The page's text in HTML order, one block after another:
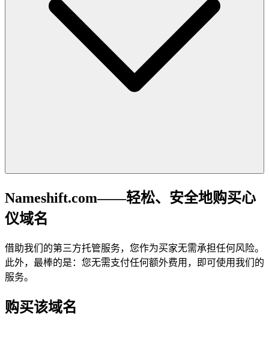
Nameshift.com——轻松、安全地购买心
仪域名
借助我们的第三方托管服务，您作为买家无需承担任何风险。
此外，最棒的是：您无需支付任何额外费用，即可使用我们的
服务。
购买该域名